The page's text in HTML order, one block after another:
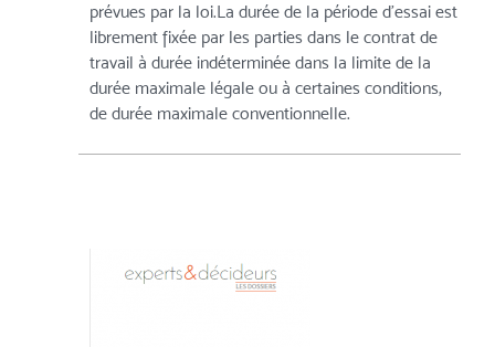
prévues par la loi.La durée de la période d'essai est
librement fixée par les parties dans le contrat de
travail à durée indéterminée dans la limite de la
durée maximale légale ou à certaines conditions,
de durée maximale conventionnelle.